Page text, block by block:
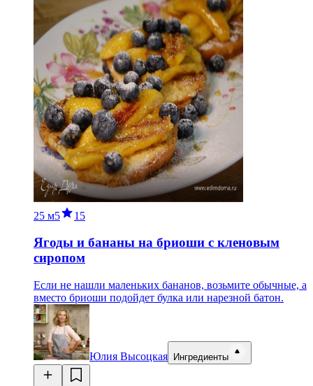
25 м5 15
Ягоды и бананы на бриоши с кленовым
сиропом
Если не нашли маленьких бананов, возьмите обычные, а
вместо бриоши подойдет булка или нарезной батон.
Юлия Высоцкая Ингредиенты